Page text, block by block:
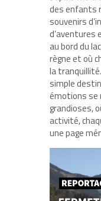
des enfants
souvenirs
d’aventures
au bord du
règne et où
la tranquillité.
simple
émotions se
grandioses,
activité,
une page